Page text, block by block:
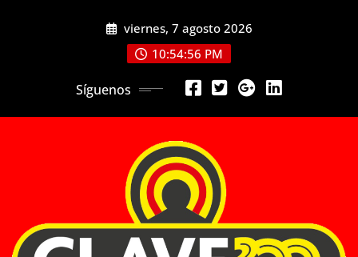
viernes, 7 agosto 2026
10:54:57 PM
Síguenos